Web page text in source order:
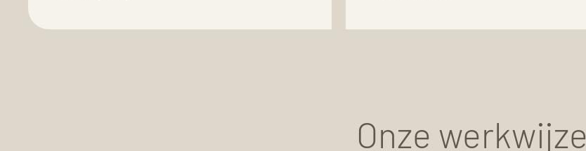
Onze werkwijze